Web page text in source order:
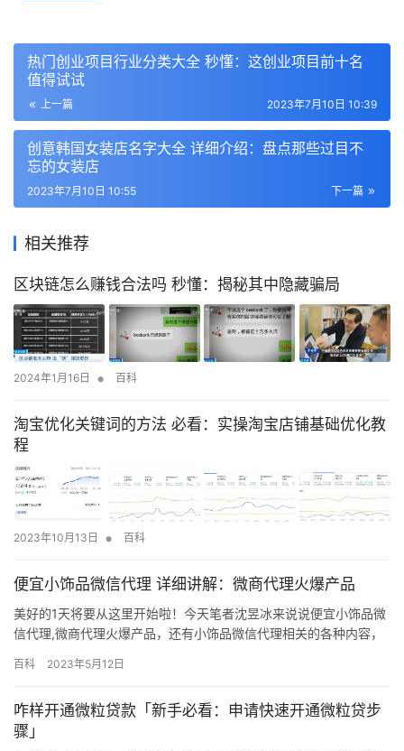
热门创业项目行业分类大全 秒懂：这创业项目前十名
值得试试
上一篇 2023年7月10日 10:39
创意韩国女装店名字大全 详细介绍：盘点那些过目不
忘的女装店
下一篇
2023年7月10日 10:55
相关推荐
区块链怎么赚钱合法吗 秒懂：揭秘其中隐藏骗局
2024年1月16日 • 百科
淘宝优化关键词的方法 必看：实操淘宝店铺基础优化教
程
2023年10月13日 • 百科
便宜小饰品微信代理 详细讲解：微商代理火爆产品
美好的1天将要从这里开始啦！今天笔者沈昱冰来说说便宜小饰品微
信代理,微商代理火爆产品，还有小饰品微信代理相关的各种内容，
不远了哈！ TOP10：女装/女包/运动鞋 相信大家的朋友圈里关于服
但是随着微商迅猛发展，服装已经不是最好的微商产品选择了…
百科 2023年5月12日
咋样开通微粒贷款「新手必看：申请快速开通微粒贷步
骤」